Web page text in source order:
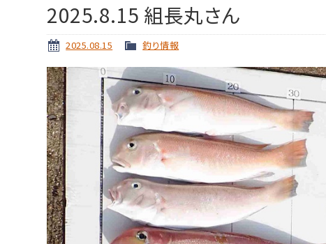
2025.8.15 組長丸さん
2025.08.15 釣り情報